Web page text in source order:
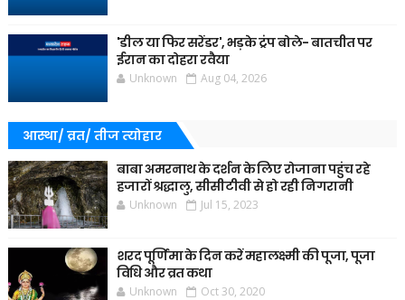
'डील या फिर सरेंडर', भड़के ट्रंप बोले- बातचीत पर
ईरान का दोहरा रवैया
Unknown Aug 04, 2026
आस्था/ व्रत/ तीज त्‍योहार
बाबा अमरनाथ के दर्शन के लिए रोजाना पहुंच रहे
हजारों श्रद्धालु, सीसीटीवी से हो रही निगरानी
Unknown Jul 15, 2023
शरद पूर्णिमा के दिन करें महालक्ष्मी की पूजा, पूजा
विधि और व्रत कथा
Unknown Oct 30, 2020